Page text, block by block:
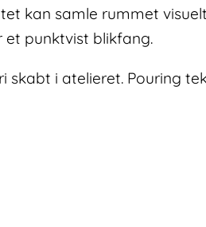
kan samle rummet
et punktvist blikfang.
skabt i atelieret. Pouring